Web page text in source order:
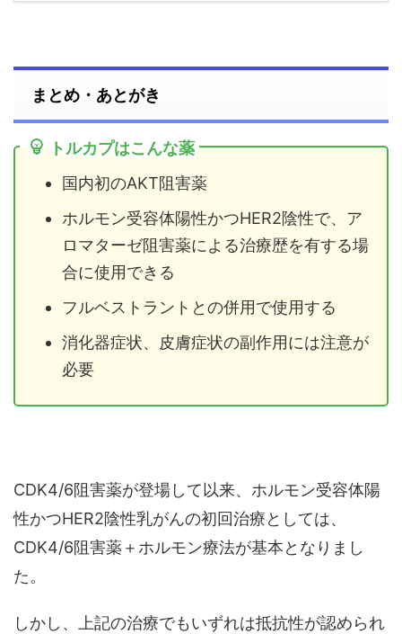
まとめ・あとがき
トルカプはこんな薬
国内初のAKT阻害薬
ホルモン受容体陽性かつHER2陰性で、ア
ロマターゼ阻害薬による治療歴を有する場
合に使用できる
フルベストラントとの併用で使用する
消化器症状、皮膚症状の副作用には注意が
必要
CDK4/6阻害薬が登場して以来、ホルモン受容体陽
性かつHER2陰性乳がんの初回治療としては、
CDK4/6阻害薬＋ホルモン療法が基本となりまし
た。
しかし、上記の治療でもいずれは抵抗性が認められ